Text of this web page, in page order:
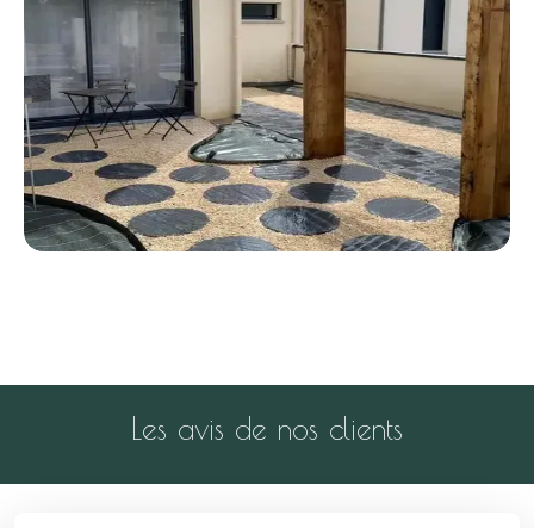
Les avis de nos clients